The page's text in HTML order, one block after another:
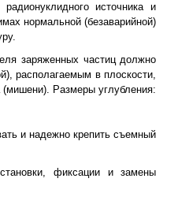
источника и
нормальной (безаварийной)
заряженных частиц должно
располагаемым в плоскости,
(мишени). Размеры углубления:
и надежно крепить съемный
фиксации и замены